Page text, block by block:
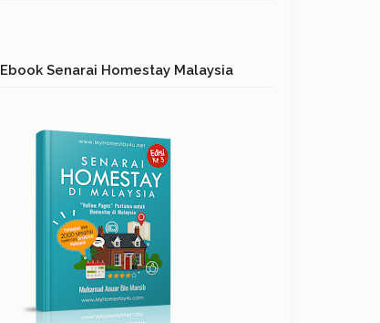
Ebook Senarai Homestay Malaysia